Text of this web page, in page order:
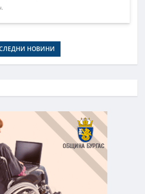
НОВИНИ